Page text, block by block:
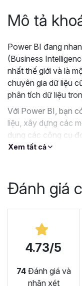
Mô tả
Power BI đang
(Business
nhất thế giới và là
chuyên gia dữ liệu
phân tích dữ liệu
Với Power BI, bạn
liệu, xây dựng các
dụng các công cụ
Dashboard tương
Tuyệt đỉnh Power
Phân tích dữ liệu
tuyệt vời dành cho
Tại sao
học
Power BI
Xem tất cả
Đánh giá
4.73/5
74Đánh giá và
nhận xét